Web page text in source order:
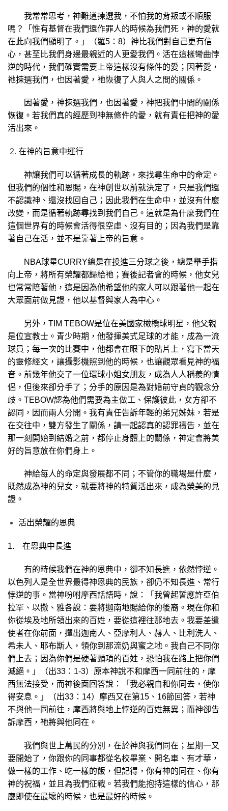
我常常思考，神難道揀選我，不怕我的背叛或不順服
嗎？「惟有基督在我們還作罪人的時候為我們死，神的愛就
在此向我們顯明了。」（羅5：8）神比我們對自己更有信
心，甚至比我們身邊最親近的人更愛我們。活在這樣彎曲悖
逆的時代，我們確實需要上帝這樣沒有條件的愛；因著愛，
祂揀選我們，也因著愛，祂恢復了人與人之間的關係。
因著愛，神揀選我們，也因著愛，神把我們中間的關係
恢復。若我們真的經歷到神無條件的愛，就有責任把神的愛
活出來。
在神的旨意中運行
神讓我們可以循著成長的軌跡，來找尋生命中的命定。
但我們的個性和恩賜，在神創世以前就決定了，只是我們還
不認識神、還沒找回自己；因此我們在生命中，並沒有什麼
改變，而是循著軌跡尋找到我們自己。這就是為什麼我們在
這個世界有的時候會活得很空虛、沒有目的；因為我們是靠
著自己在活，並不是靠著上帝的旨意。
NBA球星CURRY總是在投進三分球之後，總是舉手指
向上帝，將所有榮耀都歸給祂；賽後記者會的時候，他女兒
也常常陪著他，這是因為他希望他的家人可以跟著他一起在
大眾面前做見證，他以基督與家人為中心。
另外，TIM TEBOW是位在美國家橄欖球明星，他父親
是位宣教士。青少時期，他發揮美式足球的才能，成為一流
球員；每一次的比賽中，他都會在眼下的貼片上，寫下當天
的靈修經文，讓攝影機照到他的時候，也讓觀眾看見神的福
音。前幾年他交了一位環球小姐女朋友，成為人人稱羨的情
侶，但後來卻分手了；分手的原因是為對婚前守貞的觀念分
歧。TEBOW認為他們需要為主做工、保護彼此，女方卻不
認同，因而兩人分開。我有責任告訴年輕的弟兄姊妹，若是
在交往中，雙方發生了關係，請一起認真的認罪禱告，並在
那一刻開始到結婚之前，都停止身體上的關係，神定會將美
好的旨意放在你們身上。
神給每人的命定與發展都不同；不管你的職場是什麼，
既然成為神的兒女，就要將神的特質活出來，成為榮美的見
證。
活出榮耀的恩典
1. 在恩典中長進
有的時候我們在神的恩典中，卻不知長進，依然悖逆。
以色列人是全世界最得神恩典的民族，卻仍不知長進、常行
悖逆的事。當神吩咐摩西話語時，說：「我曾起誓應許亞伯
拉罕、以撒、雅各說：要將迦南地賜給你的後裔。現在你和
你從埃及地所領出來的百姓，要從這裡往那地去。我要差遣
使者在你前面，攆出迦南人、亞摩利人、赫人、比利洗人、
希未人、耶布斯人，領你到那流奶與蜜之地。我自己不同你
們上去；因為你們是硬著頸項的百姓，恐怕我在路上把你們
滅絕。」（出33：1-3）原本神說不和摩西一同前往的，摩
西無法接受，而神後面回答說：「我必親自和你同去，使你
得安息。」（出33：14）摩西又在第15、16節回答，若神
不與他一同前往，摩西將與地上悖逆的百姓無異；而神卻告
訴摩西，祂將與他同在。
我們與世上萬民的分別，在於神與我們同在；星期一又
要開始了，你跟你的同事都從名校畢業、開名車、有才華，
做一樣的工作、吃一樣的飯，但記得，你有神的同在、你有
神的祝福，並且為我們征戰。若我們能抱持這樣的信心，那
麼即使在最壞的時候，也是最好的時候。